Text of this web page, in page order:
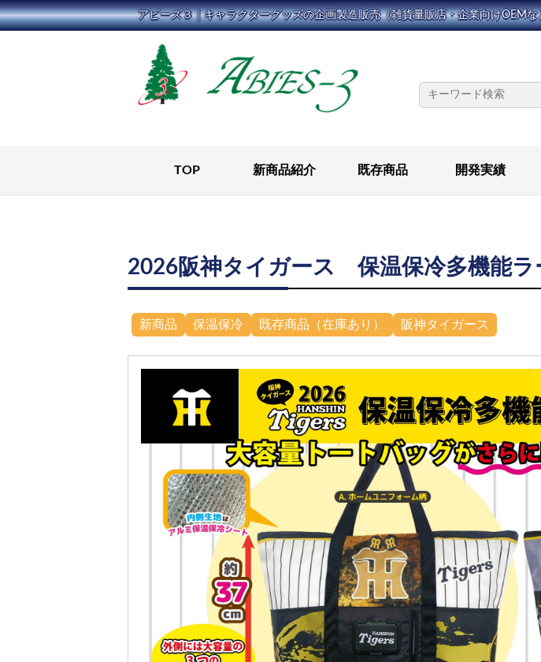
コ
ン
アビーズ３｜キャラクターグッズの企画製造販売（雑貨量販店・企業向けOEMな
TOP 新商品紹介 既存商品 開発実績
2026阪神タイガース 保温保冷多機能ラ
新商品 保温保冷 既存商品（在庫あり） 阪神タイガース